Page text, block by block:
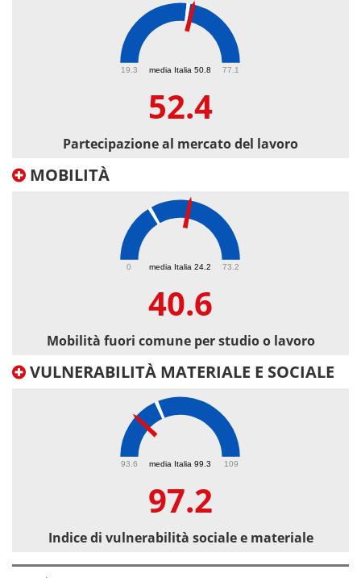
media Italia 50.8
19.3 77.1
52.4
Partecipazione al mercato del lavoro
MOBILITÀ
media Italia 24.2
0 73.2
40.6
Mobilità fuori comune per studio o lavoro
VULNERABILITÀ MATERIALE E SOCIALE
media Italia 99.3
93.6 109
97.2
Indice di vulnerabilità sociale e materiale